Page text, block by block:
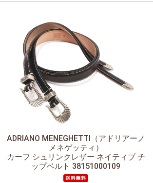
ADRIANO MENEGHETTI（アドリアーノ
メネゲッティ）
カーフ シュリンクレザー ネイティブ チ
ップベルト 38151000109